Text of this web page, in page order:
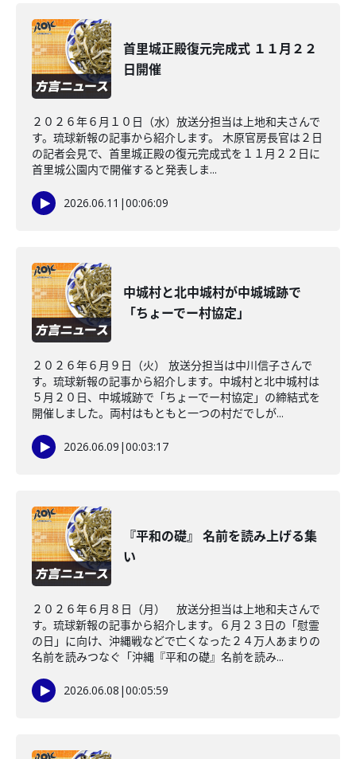
首里城正殿復元完成式 １１月２２
日開催
２０２６年６月１０日（水）放送分担当は上地和夫さんで
す。琉球新報の記事から紹介します。 木原官房長官は２日
の記者会見で、首里城正殿の復元完成式を１１月２２日に
首里城公園内で開催すると発表しま...
2026.06.11 |00:06:09
中城村と北中城村が中城城跡で
「ちょーでー村協定」
２０２６年６月９日（火） 放送分担当は中川信子さんで
す。琉球新報の記事から紹介します。中城村と北中城村は
５月２０日、中城城跡で「ちょーでー村協定」の締結式を
開催しました。両村はもともと一つの村だでしが...
2026.06.09 |00:03:17
『平和の礎』 名前を読み上げる集
い
２０２６年６月８日（月） 放送分担当は上地和夫さんで
す。琉球新報の記事から紹介します。６月２３日の「慰霊
の日」に向け、沖縄戦などで亡くなった２４万人あまりの
名前を読みつなぐ「沖縄『平和の礎』名前を読み...
2026.06.08 |00:05:59